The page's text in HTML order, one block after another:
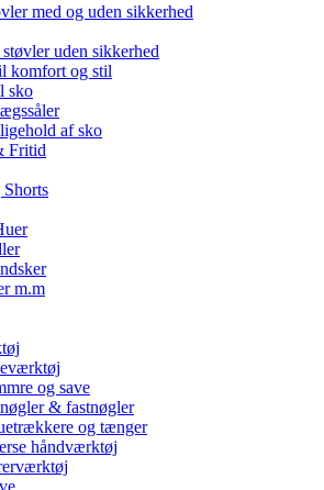
med og uden sikkerhed
uden sikkerhed
komfort og stil
sko
af sko
Fritid
m.m
og save
& fastnøgler
og tænger
håndværktøj